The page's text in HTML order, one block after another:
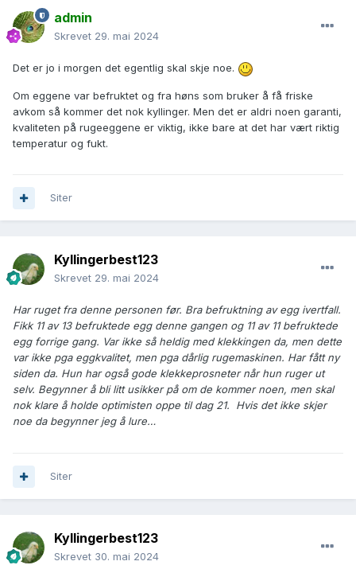
admin
Skrevet 29. mai 2024
Det er jo i morgen det egentlig skal skje noe.
Om eggene var befruktet og fra høns som bruker å få friske
avkom så kommer det nok kyllinger. Men det er aldri noen garanti,
kvaliteten på rugeeggene er viktig, ikke bare at det har vært riktig
temperatur og fukt.
Siter
Kyllingerbest123
Skrevet 29. mai 2024
Har ruget fra denne personen før. Bra befruktning av egg ivertfall.
Fikk 11 av 13 befruktede egg denne gangen og 11 av 11 befruktede
egg forrige gang. Var ikke så heldig med klekkingen da, men dette
var ikke pga eggkvalitet, men pga dårlig rugemaskinen. Har fått ny
siden da. Hun har også gode klekkeprosneter når hun ruger ut
selv. Begynner å bli litt usikker på om de kommer noen, men skal
nok klare å holde optimisten oppe til dag 21. Hvis det ikke skjer
noe da begynner jeg å lure…
Siter
Kyllingerbest123
Skrevet 30. mai 2024